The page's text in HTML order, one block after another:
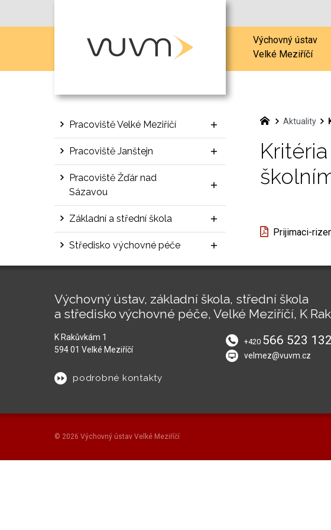
Výchovný ústav
Velké Meziříčí
Pracoviště Velké Meziříčí
Pracoviště Janštejn
Pracoviště Žďár nad
Sázavou
Základní a střední škola
Středisko výchovné péče
Aktuality
Prijimaci-
Výchovný ústav, základní škola, střední škola
a středisko výchovné péče, Velké Meziříčí, K
K Rakůvkám 1
594 01 Velké Meziříčí
+420 566 523 132
velmez@vuvm.cz
podrobné kontakty
© 2026 Výchovný ústav Velké Meziříčí